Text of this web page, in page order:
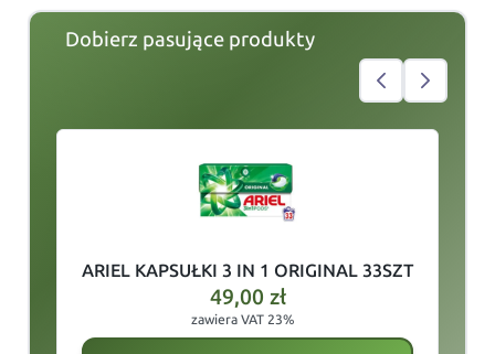
Dobierz pasujące produkty
ARIEL KAPSUŁKI 3 IN 1 ORIGINAL 33SZT
49,00 zł
zawiera VAT 23%